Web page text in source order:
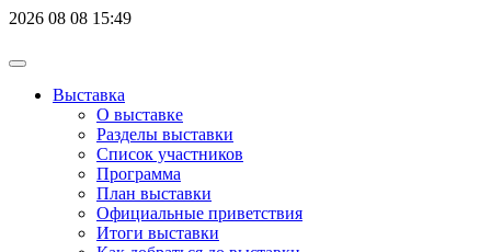
2026 08 08 15:49
Выставка
О выставке
Разделы выставки
Список участников
Программа
План выставки
Официальные приветствия
Итоги выставки